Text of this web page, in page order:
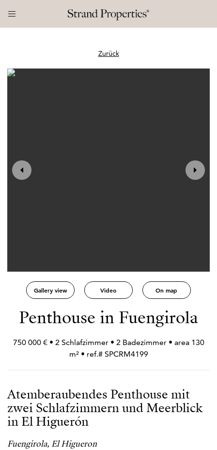
Zurück
Gallery view Video On map
Penthouse in Fuengirola
750 000 € • 2 Schlafzimmer • 2 Badezimmer • area 130
m² • ref.# SPCRM4199
Atemberaubendes Penthouse mit
zwei Schlafzimmern und Meerblick
in El Higuerón
Fuengirola, El Higueron